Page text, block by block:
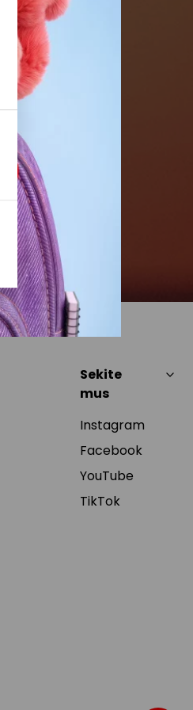
Sekite
mus
Instagram
Facebook
YouTube
TikTok